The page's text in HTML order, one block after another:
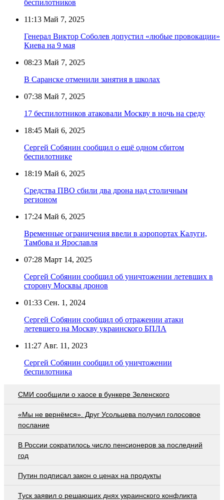
беспилотников
11:13 Май 7, 2025
Генерал Виктор Соболев допустил «любые провокации»
Киева на 9 мая
08:23 Май 7, 2025
В Саранске отменили занятия в школах
07:38 Май 7, 2025
17 беспилотников атаковали Москву в ночь на среду
18:45 Май 6, 2025
Сергей Собянин сообщил о ещё одном сбитом
беспилотнике
18:19 Май 6, 2025
Средства ПВО сбили два дрона над столичным
регионом
17:24 Май 6, 2025
Временные ограничения ввели в аэропортах Калуги,
Тамбова и Ярославля
07:28 Март 14, 2025
Сергей Собянин сообщил об уничтожении летевших в
сторону Москвы дронов
01:33 Сен. 1, 2024
Сергей Собянин сообщил об отражении атаки
летевшего на Москву украинского БПЛА
11:27 Авг. 11, 2023
Сергей Собянин сообщил об уничтожении
беспилотника
СМИ сообщили о хаосе в бункере Зеленского
«Мы не вернёмся». Друг Усольцева получил голосовое
послание
В России сократилось число пенсионеров за последний
год
Путин подписал закон о ценах на продукты
Туск заявил о решающих днях украинского конфликта